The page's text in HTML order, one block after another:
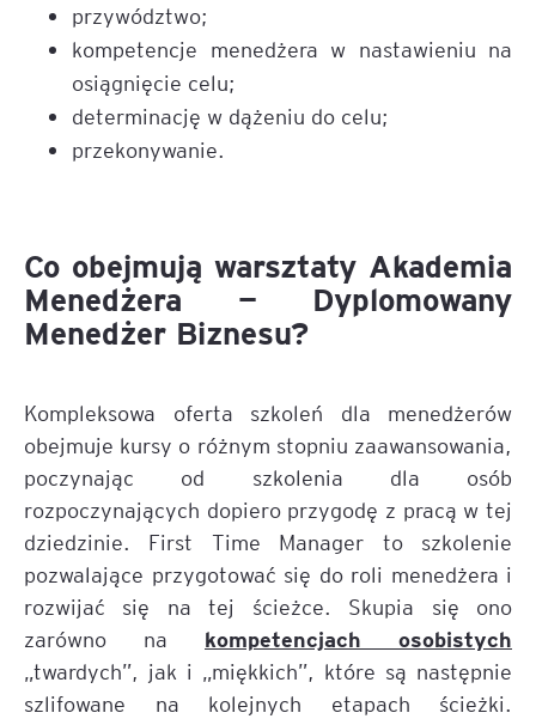
przywództwo;
kompetencje menedżera w nastawieniu na
osiągnięcie celu;
determinację w dążeniu do celu;
przekonywanie.
Co obejmują warsztaty Akademia
Menedżera — Dyplomowany
Menedżer Biznesu?
Kompleksowa oferta szkoleń dla menedżerów
obejmuje kursy o różnym stopniu zaawansowania,
poczynając od szkolenia dla osób
rozpoczynających dopiero przygodę z pracą w tej
dziedzinie. First Time Manager to szkolenie
pozwalające przygotować się do roli menedżera i
rozwijać się na tej ścieżce. Skupia się ono
zarówno na kompetencjach osobistych
„twardych”, jak i „miękkich”, które są następnie
szlifowane na kolejnych etapach ścieżki.